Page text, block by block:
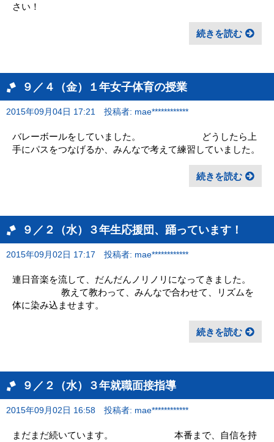
さい！
続きを読む
９／４（金）１年女子体育の授業
2015年09月04日 17:21 投稿者: mae************
バレーボールをしていました。 どうしたら上
手にパスをつなげるか、みんなで考えて練習していました。
続きを読む
９／２（水）３年生応援団、踊っています！
2015年09月02日 17:17 投稿者: mae************
連日音楽を流して、だんだんノリノリになってきました。
教えて教わって、みんなで合わせて、リズムを
体に染み込ませます。
続きを読む
９／２（水）３年就職面接指導
2015年09月02日 16:58 投稿者: mae************
まだまだ続いています。 本番まで、自信を持